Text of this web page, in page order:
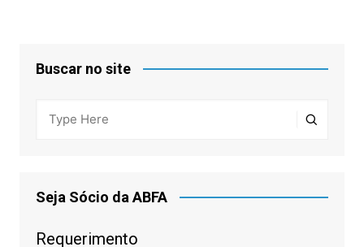
Buscar no site
Seja Sócio da ABFA
Requerimento